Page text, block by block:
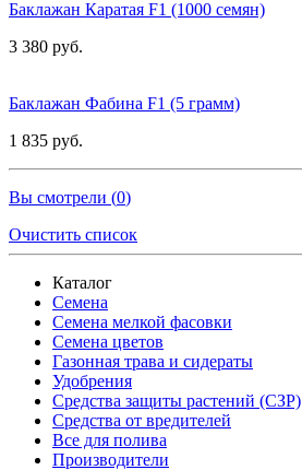
Баклажан Каратая F1 (1000 семян)
3 380 руб.
Баклажан Фабина F1 (5 грамм)
1 835 руб.
Вы смотрели (0)
Очистить список
Каталог
Семена
Семена мелкой фасовки
Семена цветов
Газонная трава и сидераты
Удобрения
Средства защиты растений (СЗР)
Средства от вредителей
Все для полива
Производители